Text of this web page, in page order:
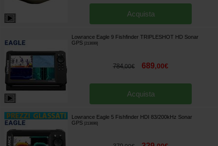
Acquista
Lowrance Eagle 9 Fishfinder TRIPLESHOT HD Sonar
GPS
213699]
784,00€ 689,00€
Acquista
Lowrance Eagle 5 Fishfinder HDI 83/200kHz Sonar
GPS
213696]